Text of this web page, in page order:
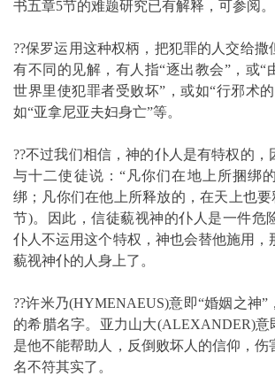
书五章5节的难题研究已有解释，可参阅。
??保罗运用这种权柄，把犯罪的人交给撒
有不同的见解，有人指“逐出教会”，或“
世界里使犯罪者受败坏”，或如“行邪术
如“亚拿尼亚夫妇身亡”等。
??不过我们相信，神的仆人是有特权的，
与十二使徒说：“凡你们在地上所捆绑
绑；凡你们在他上所释放的，在天上也要
节)。因此，信徒藐视神的仆人是一件危
仆人不运用这个特权，神也会替他施用，
藐视神仆的人身上了。
??许米乃(HYMENAEUS)意即“婚姻之神”
的希腊名字。亚力山大(ALEXANDER)意
是他不能帮助人，反倒败坏人的信仰，伤
名不符其实了。